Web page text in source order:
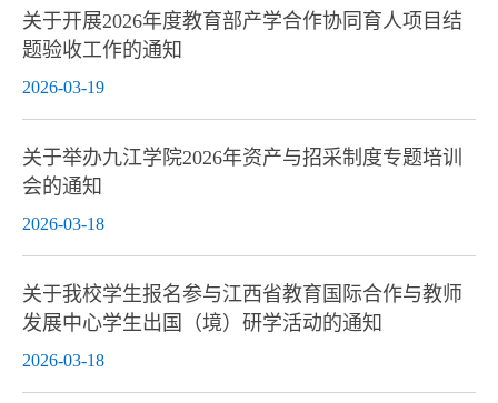
关于开展2026年度教育部产学合作协同育人项目结
题验收工作的通知
2026-03-19
关于举办九江学院2026年资产与招采制度专题培训
会的通知
2026-03-18
关于我校学生报名参与江西省教育国际合作与教师
发展中心学生出国（境）研学活动的通知
2026-03-18